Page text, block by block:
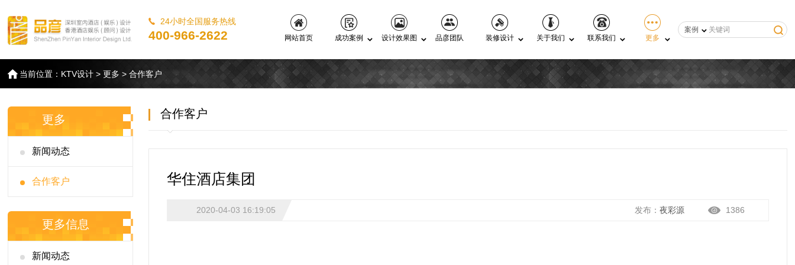
24小时全国服务热线
400-966-2622
案例
网站首页
成功案例 设计效果图 品彦团队 装修设计 关于我们 联系我们 更多
当前位置： KTV设计 >更多 >合作客户
更多
新闻动态
合作客户
更多信息
新闻动态
合作客户
华住酒店集团
2020-04-03 16:19:05 1386
发布： 夜彩源